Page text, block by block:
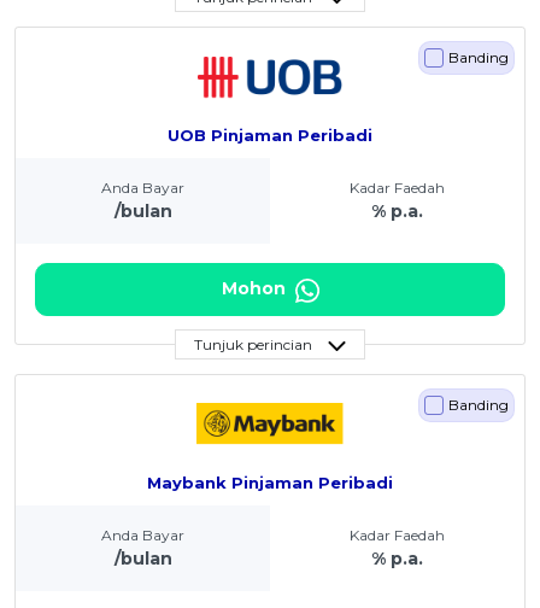
UOB Pinjaman Peribadi
Banding
Anda Bayar
/bulan
Kadar Faedah
% p.a.
Mohon
Tunjuk perincian
Maybank Pinjaman Peribadi
Banding
Anda Bayar
/bulan
Kadar Faedah
% p.a.